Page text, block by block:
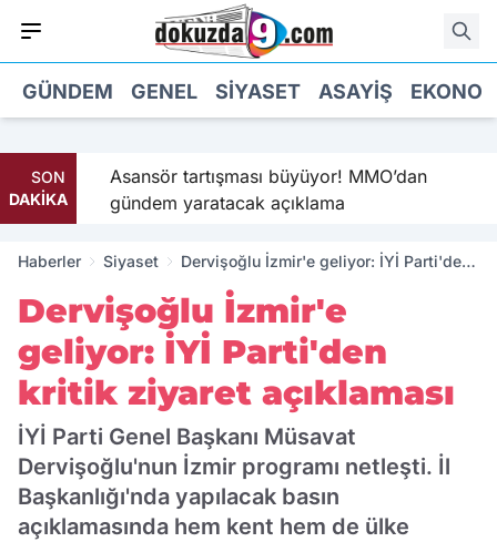
GÜNDEM GENEL SIYASET ASAYIŞ
SON
DAKİKA
Asansör tartışması büyüyor! MMO’dan
gündem yaratacak açıklama
Haberler Siyaset
Dervişoğlu İzmir'e geliyor: İYİ Parti'den
Dervişoğlu İzmir'e
geliyor: İYİ Parti'den
kritik ziyaret açıklaması
İYİ Parti Genel Başkanı Müsavat
Dervişoğlu'nun İzmir programı netleşti. İl
Başkanlığı'nda yapılacak basın
açıklamasında hem kent hem de ülke